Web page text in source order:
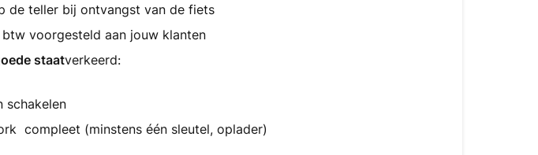
de teller bij ontvangst van de fiets
voorgesteld aan jouw klanten
staatverkeerd:
schakelen
compleet (minstens één sleutel, oplader)